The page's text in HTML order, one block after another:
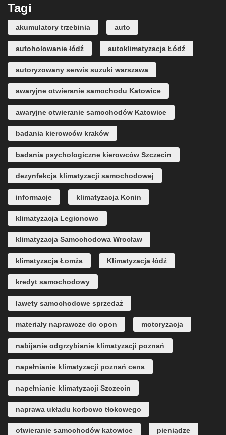
Tagi
akumulatory trzebinia auto
autoholowanie łódź autoklimatyzacja Łódź
autoryzowany serwis suzuki warszawa
awaryjne otwieranie samochodu Katowice
awaryjne otwieranie samochodów Katowice
badania kierowców kraków
badania psychologiczne kierowców Szczecin
dezynfekcja klimatyzacji samochodowej
informacje klimatyzacja Konin
klimatyzacja Legionowo
klimatyzacja Samochodowa Wrocław
klimatyzacja Łomża Klimatyzacja łódź
kredyt samochodowy
lawety samochodowe sprzedaż
materiały naprawcze do opon motoryzacja
nabijanie odgrzybianie klimatyzacji poznań
napełnianie klimatyzacji poznań cena
napełnianie klimatyzacji Szczecin
naprawa układu korbowo tłokowego
otwieranie samochodów katowice pieniądze